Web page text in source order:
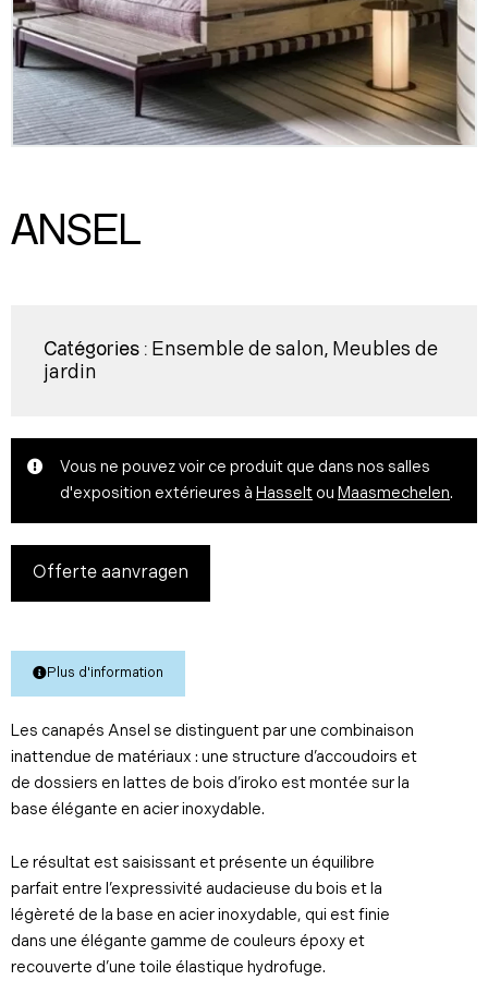
ANSEL
Catégories : Ensemble de salon, Meubles de
jardin
Vous ne pouvez voir ce produit que dans nos salles
d'exposition extérieures à Hasselt ou Maasmechelen.
Offerte aanvragen
Plus d'information
Les canapés Ansel se distinguent par une combinaison
inattendue de matériaux : une structure d’accoudoirs et
de dossiers en lattes de bois d’iroko est montée sur la
base élégante en acier inoxydable.
Le résultat est saisissant et présente un équilibre
parfait entre l’expressivité audacieuse du bois et la
légèreté de la base en acier inoxydable, qui est finie
dans une élégante gamme de couleurs époxy et
recouverte d’une toile élastique hydrofuge.